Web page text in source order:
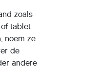
zoals
tablet
noem ze
de
andere